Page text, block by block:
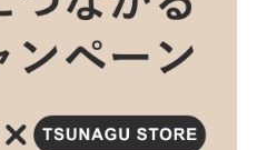
トを置く